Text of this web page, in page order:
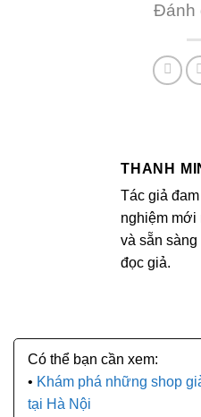
Đánh
THANH
Tác giả
nghiệm mới
và sẵn
đọc giả.
Khám phá những shop
tại Hà Nội